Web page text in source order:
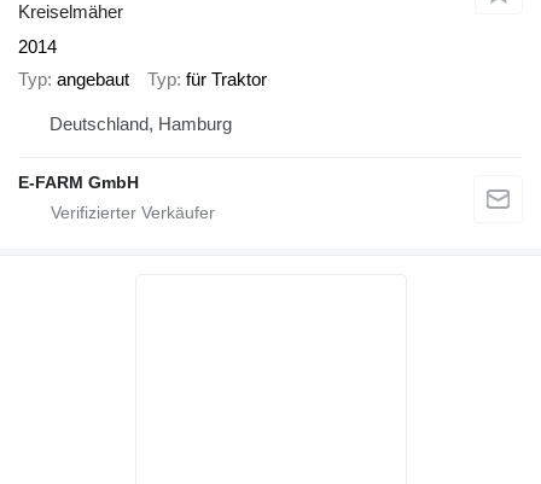
Kreiselmäher
2014
Typ angebaut Typ für Traktor
Deutschland, Hamburg
E-FARM GmbH